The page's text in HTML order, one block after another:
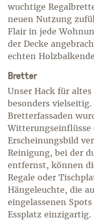
wuchtige
neuen Nutzung
Flair in jede
der Decke
echten
Bretter
Unser Hack für
besonders
Bretterfassaden
Erscheinungsbild
Reinigung, bei der
entfernst, können
Regale oder
Hängeleuchte, die
eingelassenen
Essplatz